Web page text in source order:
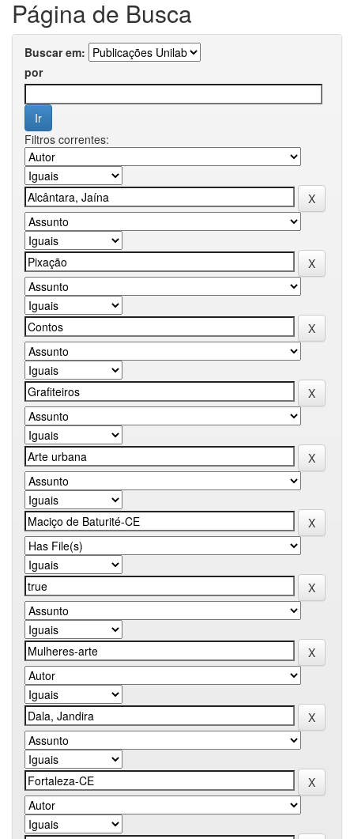
Página de Busca
Buscar em:
por
Filtros correntes: